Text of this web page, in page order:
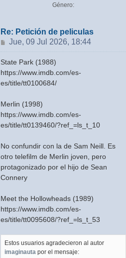
Género:
Re: Petición de peliculas
Mensaje
Jue, 09 Jul 2026, 18:44
State Park (1988)
https://www.imdb.com/es-
es/title/tt0100684/
Merlin (1998)
https://www.imdb.com/es-
es/title/tt0139460/?ref_=ls_t_10
No confundir con la de Sam Neill. Es
otro telefilm de Merlin joven, pero
protagonizado por el hijo de Sean
Connery
Meet the Hollowheads (1989)
https://www.imdb.com/es-
es/title/tt0095608/?ref_=ls_t_53
Estos usuarios agradecieron al autor
imaginauta por el mensaje: